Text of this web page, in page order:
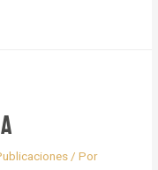
/ Por